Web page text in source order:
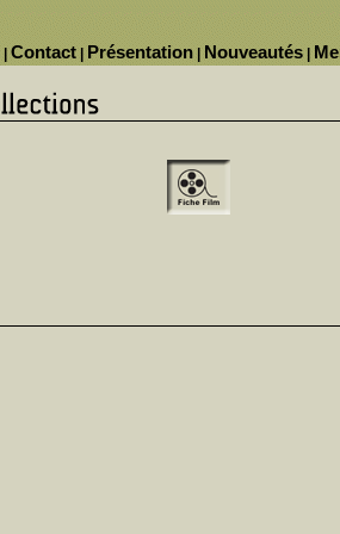
Nouveautés
Présentation
Contact